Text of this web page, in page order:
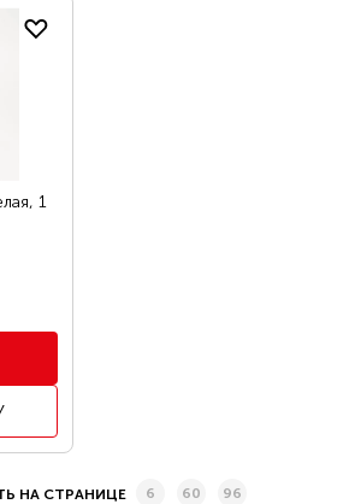
1
НА СТРАНИЦЕ 6 60 96